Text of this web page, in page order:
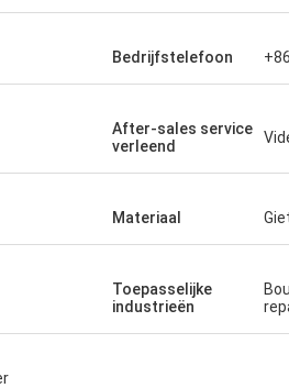
Bedrijfstelefoon
After-sales service
verleend
Materiaal
Toepasselijke
industrieën